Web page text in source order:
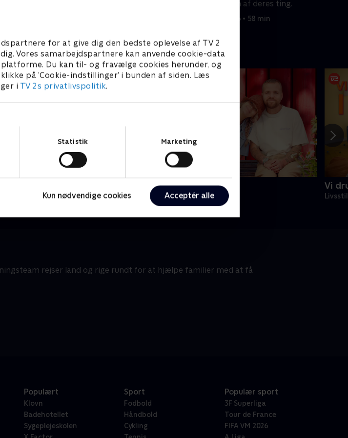
for at give dig den bedste oplevelse af TV 2
Vores samarbejdspartnere kan anvende cookie-data
Du kan til- og fravælge cookies herunder, og
på ’Cookie-indstillinger’ i bunden af siden. Læs
i TV 2s privatlivspolitik.
Statistik Marketing
Kun nødvendige cookies Acceptér alle
halvdelen af deres ting.
9. juli 2026 • 58 min
Linde på Langeland
Livsstil • 5 sæsoner
Vi
rejser land og rige rundt for at hjælpe familier med at få
Populært
Klovn
Badehotellet
Sygeplejeskolen
Sport
Fodbold
Håndbold
Cykling
Populær sport
3F Superliga
Tour de France
FIFA VM 2026